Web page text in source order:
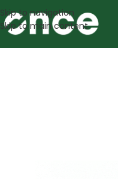
Skip to navigation
Skip to main content